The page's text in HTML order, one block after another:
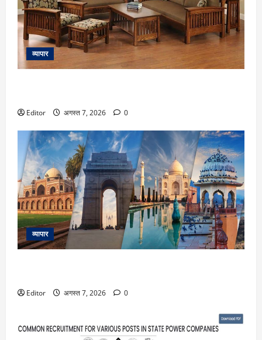
व्यापार
Editor अगस्त 7, 2026 0
व्यापार
Editor अगस्त 7, 2026 0